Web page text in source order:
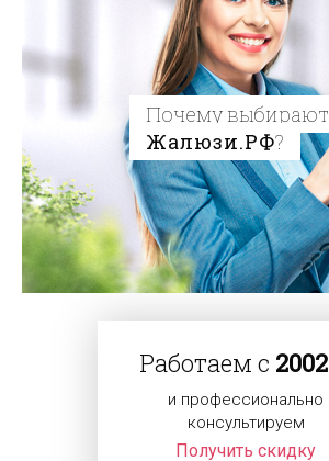
Почему выбирают
Жалюзи.РФ?
Работаем с 2002
и профессионально
консультируем
Получить скидку